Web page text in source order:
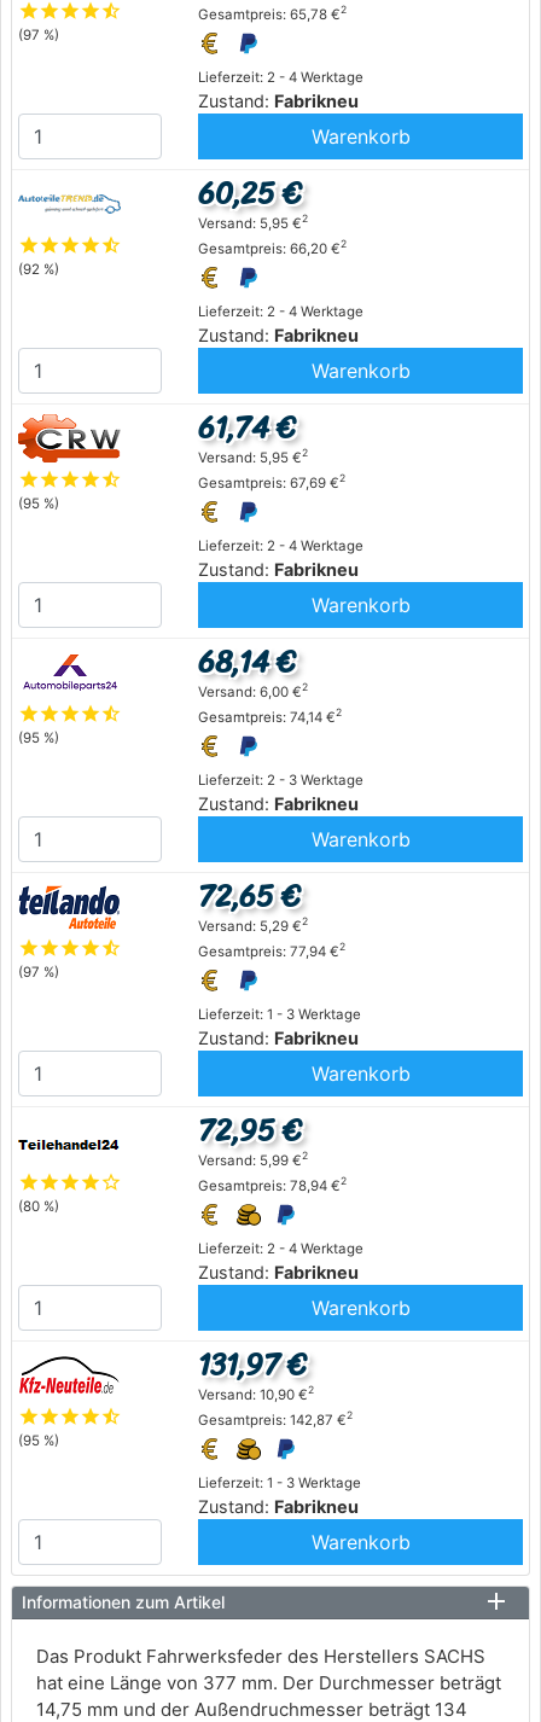
starstarstarstarstar_half
(97 %)
Lieferzeit: 2 - 4 Werktage
Zustand: Fabrikneu
Gesamtpreis: 65,78 €2
Warenkorb
starstarstarstarstar_half
(92 %)
Lieferzeit: 2 - 4 Werktage
Zustand: Fabrikneu
60,25 €
Versand: 5,95 €2
Gesamtpreis: 66,20 €2
Warenkorb
starstarstarstarstar_half
(95 %)
Lieferzeit: 2 - 4 Werktage
Zustand: Fabrikneu
61,74 €
Versand: 5,95 €2
Gesamtpreis: 67,69 €2
Warenkorb
starstarstarstarstar_half
(95 %)
Lieferzeit: 2 - 3 Werktage
Zustand: Fabrikneu
68,14 €
Versand: 6,00 €2
Gesamtpreis: 74,14 €2
Warenkorb
starstarstarstarstar_half
(97 %)
Lieferzeit: 1 - 3 Werktage
Zustand: Fabrikneu
72,65 €
Versand: 5,29 €2
Gesamtpreis: 77,94 €2
Warenkorb
starstarstarstarstar_outline
(80 %)
Lieferzeit: 2 - 4 Werktage
Zustand: Fabrikneu
72,95 €
Versand: 5,99 €2
Gesamtpreis: 78,94 €2
Warenkorb
starstarstarstarstar_half
(95 %)
Lieferzeit: 1 - 3 Werktage
Zustand: Fabrikneu
131,97 €
Versand: 10,90 €2
Gesamtpreis: 142,87 €2
Warenkorb
Informationen zum Artikel
Das Produkt Fahrwerksfeder des Herstellers SACHS
hat eine Länge von 377 mm. Der Durchmesser beträgt
14,75 mm und der Außendruchmesser beträgt 134